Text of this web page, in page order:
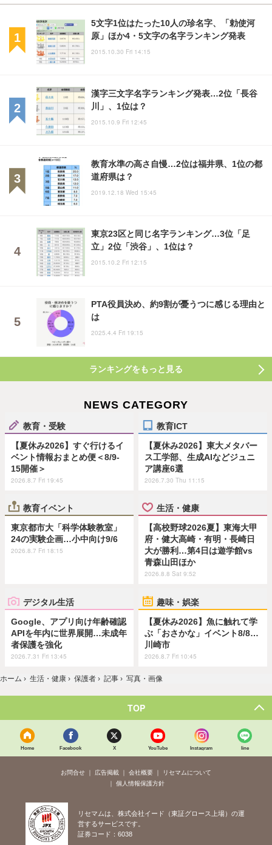
5文字1位はたった10人の珍名字、「勅使河
原」ほか4・5文字の名字ランキング発表
2015.10.30 Fri 14:15
漢字三文字名字ランキング発表…2位「長谷
川」、1位は？
2015.10.9 Fri 12:45
教育水準の高さ自慢…2位は福井県、1位の都
道府県は？
2019.12.18 Wed 15:45
東京23区と同じ名字ランキング…3位「足
立」2位「渋谷」、1位は？
2015.10.2 Fri 12:15
PTA役員決め、約9割が憂うつに感じる理由と
は
2025.4.4 Fri 19:15
ランキングをもっと見る
NEWS CATEGORY
教育・受験
【夏休み2026】すぐ行けるイ
ベント情報おまとめ便＜8/9-
15開催＞
2026.8.7 Fri 19:45
教育ICT
【夏休み2026】東大メタバー
ス工学部、生成AIなどジュニ
ア講座6選
2026.7.30 Thu 11:15
教育イベント
東京都市大「科学体験教室」
24の実験企画…小中向け9/6
2026.8.7 Fri 18:15
生活・健康
【高校野球2026夏】東海大甲
府・健大高崎・有明・長崎日
大が勝利…第4日は遊学館vs
青森山田ほか
2026.8.8 Sat 9:52
デジタル生活
Google、アプリ向け年齢確認
APIを年内に世界展開…未成年
者保護を強化
2026.7.31 Fri 13:45
趣味・娯楽
【夏休み2026】魚に触れて学
ぶ「おさかな」イベント8/8…
川崎市
2026.8.7 Fri 10:45
ホーム › 生活・健康 › 保護者 › 記事 › 写真・画像
TOP
Home Facebook X YouTube Instagram line
お問合せ 広告掲載 会社概要
リセマムについて
個人情報保護方針
リセマムは、株式会社イード（東証グロース上場）の運
営するサービスです。
証券コード：6038